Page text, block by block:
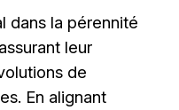
dans la pérennité
leur
de
En alignant